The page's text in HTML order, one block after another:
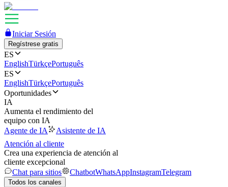
Iniciar Sesión
Regístrese gratis
ES
EnglishTürkçePortuguês
ES
EnglishTürkçePortuguês
Oportunidades
IA
Aumenta el rendimiento del
equipo con IA
Agente de IA
Asistente de IA
Atención al cliente
Crea una experiencia de atención al
cliente excepcional
Chat para sitios
ChatbotWhatsAppInstagramTelegram
Todos los canales